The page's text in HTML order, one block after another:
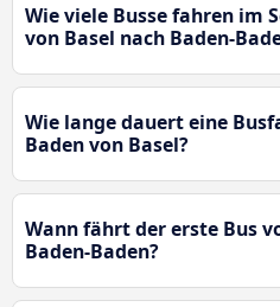
Wie viele Busse fahren im
von Basel nach Baden-
Wie lange dauert eine
Baden von Basel?
Wann fährt der erste Bus
Baden-Baden?